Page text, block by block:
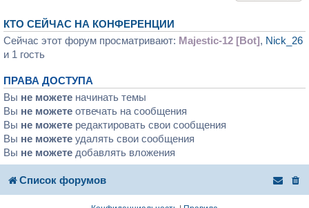
КТО СЕЙЧАС НА КОНФЕРЕНЦИИ
Сейчас этот форум просматривают: Majestic-12 [Bot], Nick_26
и 1 гость
ПРАВА ДОСТУПА
Вы не можете начинать темы
Вы не можете отвечать на сообщения
Вы не можете редактировать свои сообщения
Вы не можете удалять свои сообщения
Вы не можете добавлять вложения
Список форумов